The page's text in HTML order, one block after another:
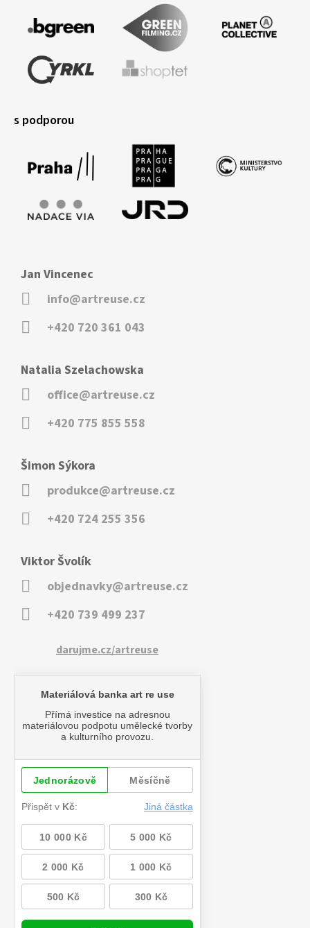
s podporou
Jan Vincenec
info@artreuse.cz
+420 720 361 043
Natalia Szelachowska
office@artreuse.cz
+420 775 855 558
Šimon Sýkora
produkce@artreuse.cz
+420 724 255 356
Viktor Švolík
objednavky@artreuse.cz
+420 739 499 237
darujme.cz/artreuse